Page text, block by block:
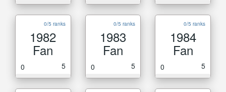
0/5 ranks
1982
Fan
0 5
0/5 ranks
1983
Fan
0 5
0/5 ranks
1984
Fan
0 5